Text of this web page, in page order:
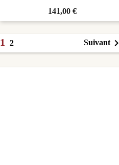
Prix
141,00 €
12 Suivant